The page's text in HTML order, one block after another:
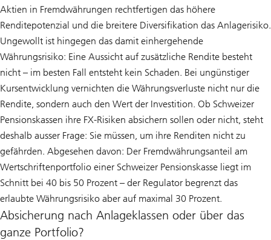
Aktien in Fremdwährungen rechtfertigen das höhere
Renditepotenzial und die breitere Diversifikation das Anlagerisiko.
Ungewollt ist hingegen das damit einhergehende
Währungsrisiko: Eine Aussicht auf zusätzliche Rendite besteht
nicht – im besten Fall entsteht kein Schaden. Bei ungünstiger
Kursentwicklung vernichten die Währungsverluste nicht nur die
Rendite, sondern auch den Wert der Investition. Ob Schweizer
Pensionskassen ihre FX-Risiken absichern sollen oder nicht, steht
deshalb ausser Frage: Sie müssen, um ihre Renditen nicht zu
gefährden. Abgesehen davon: Der Fremdwährungsanteil am
Wertschriftenportfolio einer Schweizer Pensionskasse liegt im
Schnitt bei 40 bis 50 Prozent – der Regulator begrenzt das
erlaubte Währungsrisiko aber auf maximal 30 Prozent.
Absicherung nach Anlageklassen oder über das
ganze Portfolio?